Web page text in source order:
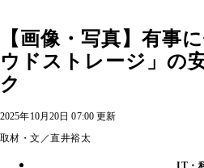
【画像・写真】有事
ウドストレージ」の
ク
2025年10月20日 07:00 更新
取材・文／直井裕太
IT・